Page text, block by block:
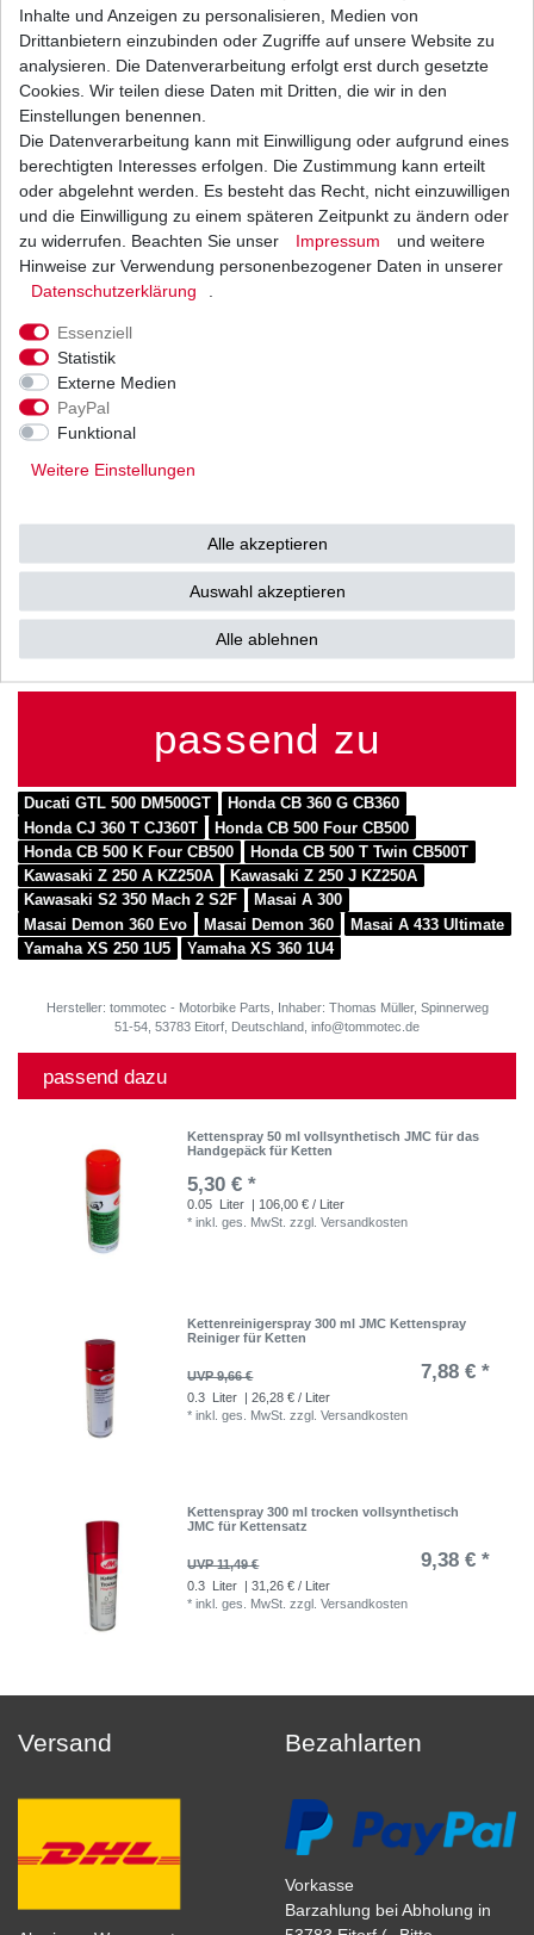
D.I.D Standard
Kettentyp: Standard ohne O-
Ringe
Farbe: stahl
Zustand: offen mit
Clipschloss
Kettenteilung: 530 / 5/8" x
Kettenlänge: 98 Glieder
Zugfestigkeit: 3150 kg
passend zu
Ducati GTL 500 DM500GT
Honda CB 360 G CB360
Honda CJ 360 T CJ360T
Honda CB 500 Four CB500
Honda CB 500 K Four CB500
Honda CB 500 T Twin CB500T
Kawasaki Z 250 A KZ250A
Kawasaki Z 250 J KZ250A
Kawasaki S2 350 Mach 2 S2F
Masai A 300
Masai Demon 360 Evo
Masai Demon 360
Masai A 433 Ultimate
Yamaha XS 250 1U5
Yamaha XS 360 1U4
Hersteller: tommotec - Motorbike Parts, Inhaber: Thomas Müller, Spinnerweg
51-54, 53783 Eitorf, Deutschland, info@tommotec.de
passend dazu
Kettenspray 50 ml vollsynthetisch JMC für das
Handgepäck für Ketten
5,30 € *
0.05 Liter | 106,00 € / Liter
*inkl. ges. MwSt. zzgl.Versandkosten
Kettenreinigerspray 300 ml JMC Kettenspray
Reiniger für Ketten
UVP 9,66 € 7,88 € *
0.3 Liter
| 26,28 € / Liter
*inkl. ges. MwSt. zzgl.Versandkosten
Kettenspray 300 ml trocken vollsynthetisch
JMC für Kettensatz
UVP 11,49 € 9,38 € *
0.3 Liter | 31,26 € / Liter
*inkl. ges. MwSt. zzgl.Versandkosten
Versand Bezahlarten
Vorkasse
Barzahlung bei Abholung in
Inhalte und Anzeigen zu personalisieren, Medien von
Drittanbietern einzubinden oder Zugriffe auf unsere Website zu
analysieren. Die Datenverarbeitung erfolgt erst durch gesetzte
Cookies. Wir teilen diese Daten mit Dritten, die wir in den
Einstellungen benennen.
Die Datenverarbeitung kann mit Einwilligung oder aufgrund eines
berechtigten Interesses erfolgen. Die Zustimmung kann erteilt
oder abgelehnt werden. Es besteht das Recht, nicht einzuwilligen
und die Einwilligung zu einem späteren Zeitpunkt zu ändern oder
zu widerrufen. Beachten Sie unser
Impressum
und weitere
Hinweise zur Verwendung personenbezogener Daten in unserer
Daten­schutz­erklärung
Essenziell
Statistik
Externe Medien
PayPal
Funktional
Weitere Einstellungen
Alle akzeptieren
Auswahl akzeptieren
Alle ablehnen